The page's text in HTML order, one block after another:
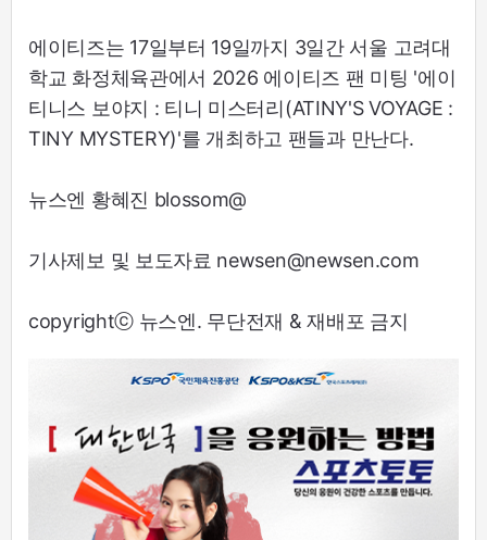
에이티즈는 17일부터 19일까지 3일간 서울 고려대
학교 화정체육관에서 2026 에이티즈 팬 미팅 '에이
티니스 보야지 : 티니 미스터리(ATINY'S VOYAGE :
TINY MYSTERY)'를 개최하고 팬들과 만난다.
뉴스엔 황혜진 blossom@
기사제보 및 보도자료 newsen@newsen.com
copyrightⓒ 뉴스엔. 무단전재 & 재배포 금지